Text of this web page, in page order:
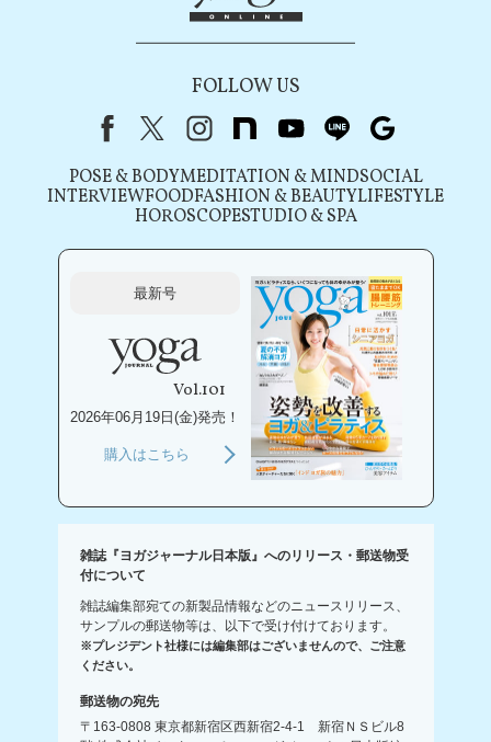
FOLLOW US
FacebookX（旧Twitter）
instagram
note youtubeline
POSE & BODYMEDITATION & MINDSOCIAL
INTERVIEWFOODFASHION & BEAUTYLIFESTYLE
HOROSCOPESTUDIO & SPA
最新号
Vol.101
2026年06月19日(金)発売！
購入はこちら
雑誌『ヨガジャーナル日本版』へのリリース・郵送物受
付について
雑誌編集部宛ての新製品情報などのニュースリリース、
サンプルの郵送物等は、以下で受け付けております。
※プレジデント社様には編集部はございませんので、ご注意
ください。
郵送物の宛先
〒163-0808 東京都新宿区西新宿2-4-1 新宿ＮＳビル8